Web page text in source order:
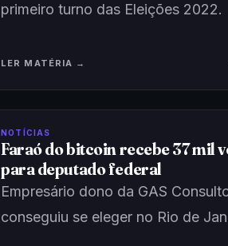
primeiro turno das Eleições 2022.
LER MATÉRIA →
NOTÍCIAS
Faraó do bitcoin recebe 37 mil
para deputado federal
Empresário dono da GAS
conseguiu se eleger no Rio de